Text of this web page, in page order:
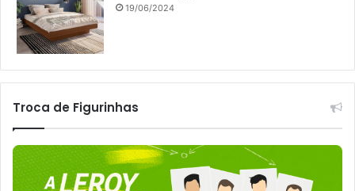
19/06/2024
Troca de Figurinhas